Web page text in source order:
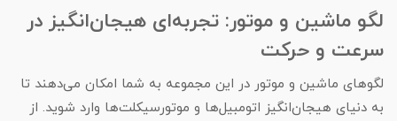
لگو ماشین و موتور: تجربه‌ای هیجان‌انگیز در
سرعت و حرکت
لگوهای ماشین و موتور در این مجموعه به شما امکان می‌دهند تا
به دنیای هیجان‌انگیز اتومبیل‌ها و موتورسیکلت‌ها وارد شوید. از